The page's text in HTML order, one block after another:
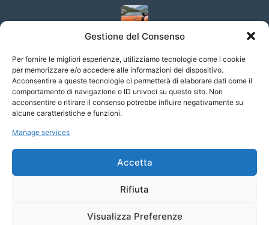
Gestione del Consenso
Per fornire le migliori esperienze, utilizziamo tecnologie come i cookie
per memorizzare e/o accedere alle informazioni del dispositivo.
Acconsentire a queste tecnologie ci permetterà di elaborare dati come il
comportamento di navigazione o ID univoci su questo sito. Non
acconsentire o ritirare il consenso potrebbe influire negativamente su
alcune caratteristiche e funzioni.
Manage services
Accetta
Rifiuta
Visualizza Preferenze
Lamborghini Huracan
Alfa Romeo Giulia 2.2 TD 210cv Veloce AT8 Q4
60.350,00 €
Subaru Forester 2.0 e-Boxer Style auto